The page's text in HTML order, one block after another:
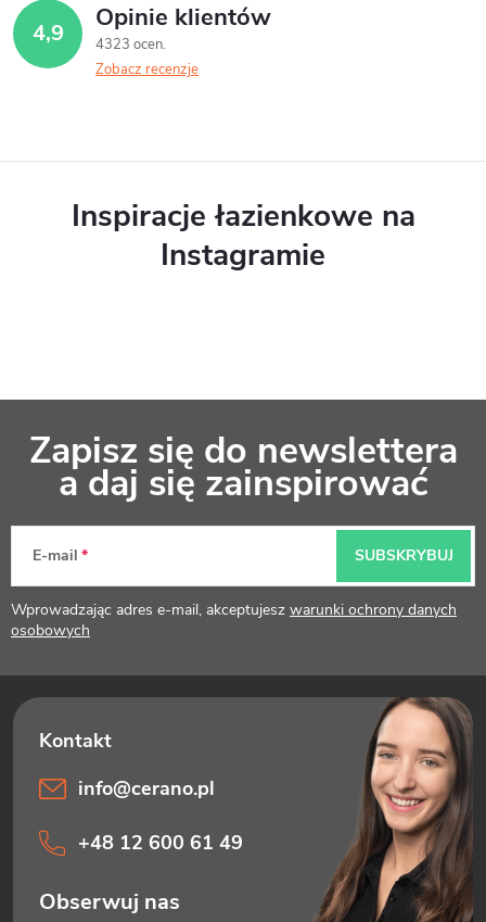
4,9 Opinie klientów
4323 ocen
Zobacz recenzje
Inspiracje łazienkowe na
Instagramie
k
a
Zapisz się do newslettera
a daj się zainspirować
E-mail
Wprowadzając adres e-mail, akceptujesz warunki ochrony danych
osobowych
SUBSKRYBUJ
info@cerano.pl
+48 12 600 61 49